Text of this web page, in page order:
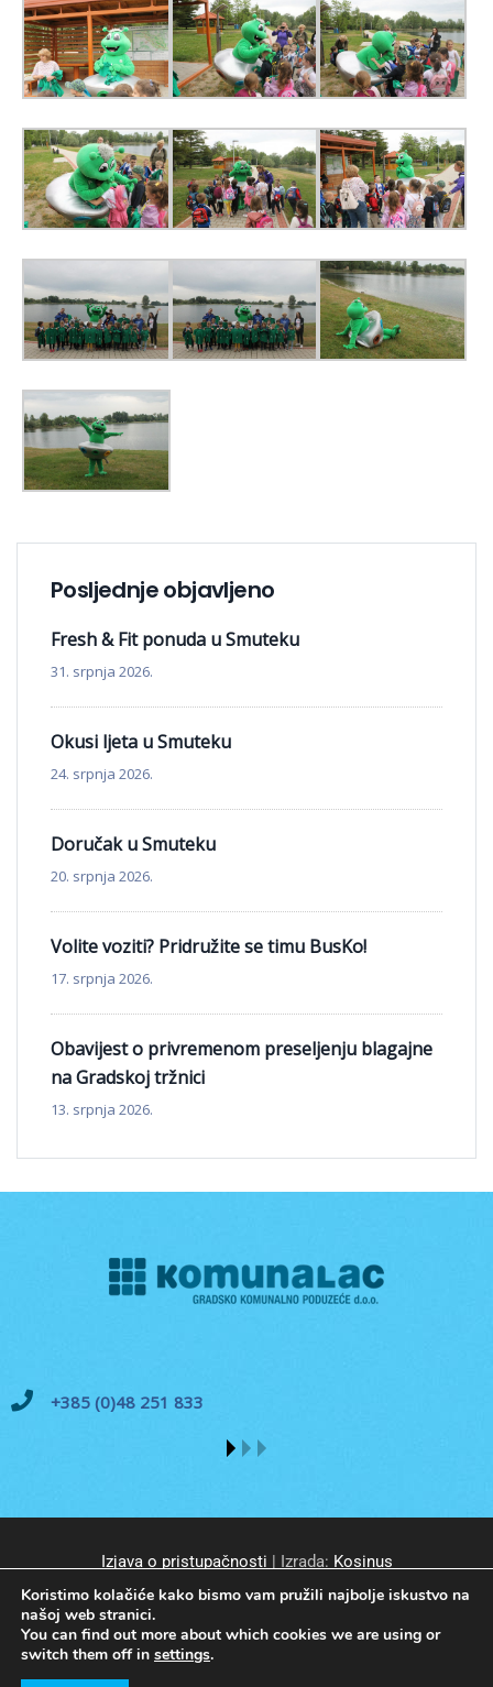
Posljednje objavljeno
Fresh & Fit ponuda u Smuteku
31. srpnja 2026.
Okusi ljeta u Smuteku
24. srpnja 2026.
Doručak u Smuteku
20. srpnja 2026.
Volite voziti? Pridružite se timu BusKo!
17. srpnja 2026.
Obavijest o privremenom preseljenju blagajne
na Gradskoj tržnici
13. srpnja 2026.
+385 (0)48 251 833
Izjava o pristupačnosti | Izrada: Kosinus
© GKP Komunalac Koprivnica d.o.o. Sva prava pridržana.
Koristimo kolačiće kako bismo vam pružili najbolje iskustvo na
našoj web stranici.
You can find out more about which cookies we are using or
switch them off in settings.